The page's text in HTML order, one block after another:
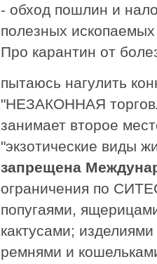
- обход пошлин и
полезных ископаемых
Про карантин от
пытаюсь нагулить
"НЕЗАКОННАЯ
занимает второе
"экзотические виды
запрещена
ограничения по
попугаями,
кактусами;
ремнями и